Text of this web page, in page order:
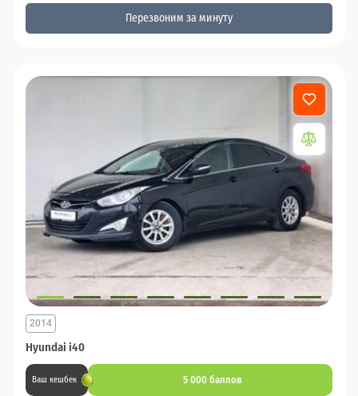
Перезвоним за минуту
Hyundai i40
2014
Ваш кешбек 5 000 баллов